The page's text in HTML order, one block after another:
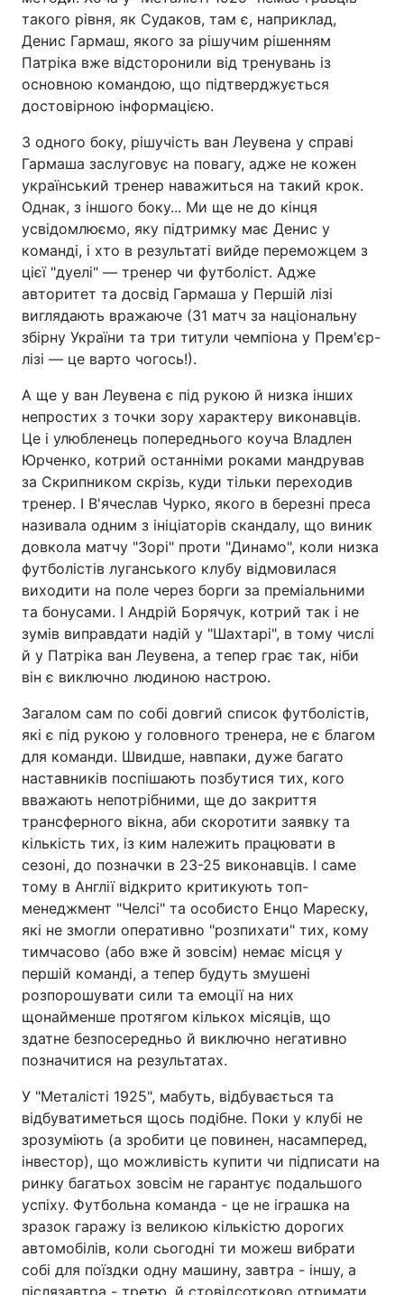
такого рівня, як Судаков, там є, наприклад,
Денис Гармаш, якого за рішучим рішенням
Патріка вже відсторонили від тренувань із
основною командою, що підтверджується
достовірною інформацією.
З одного боку, рішучість ван Леувена у справі
Гармаша заслуговує на повагу, адже не кожен
український тренер наважиться на такий крок.
Однак, з іншого боку... Ми ще не до кінця
усвідомлюємо, яку підтримку має Денис у
команді, і хто в результаті вийде переможцем з
цієї "дуелі" — тренер чи футболіст. Адже
авторитет та досвід Гармаша у Першій лізі
виглядають вражаюче (31 матч за національну
збірну України та три титули чемпіона у Прем'єр-
лізі — це варто чогось!).
А ще у ван Леувена є під рукою й низка інших
непростих з точки зору характеру виконавців.
Це і улюбленець попереднього коуча Владлен
Юрченко, котрий останніми роками мандрував
за Скрипником скрізь, куди тільки переходив
тренер. І В'ячеслав Чурко, якого в березні преса
називала одним з ініціаторів скандалу, що виник
довкола матчу "Зорі" проти "Динамо", коли низка
футболістів луганського клубу відмовилася
виходити на поле через борги за преміальними
та бонусами. І Андрій Борячук, котрий так і не
зумів виправдати надій у "Шахтарі", в тому числі
й у Патріка ван Леувена, а тепер грає так, ніби
він є виключно людиною настрою.
Загалом сам по собі довгий список футболістів,
які є під рукою у головного тренера, не є благом
для команди. Швидше, навпаки, дуже багато
наставників поспішають позбутися тих, кого
вважають непотрібними, ще до закриття
трансферного вікна, аби скоротити заявку та
кількість тих, із ким належить працювати в
сезоні, до позначки в 23-25 виконавців. І саме
тому в Англії відкрито критикують топ-
менеджмент "Челсі" та особисто Енцо Мареску,
які не змогли оперативно "розпихати" тих, кому
тимчасово (або вже й зовсім) немає місця у
першій команді, а тепер будуть змушені
розпорошувати сили та емоції на них
щонайменше протягом кількох місяців, що
здатне безпосередньо й виключно негативно
позначитися на результатах.
У "Металісті 1925", мабуть, відбувається та
відбуватиметься щось подібне. Поки у клубі не
зрозуміють (а зробити це повинен, насамперед,
інвестор), що можливість купити чи підписати на
ринку багатьох зовсім не гарантує подальшого
успіху. Футбольна команда - це не іграшка на
зразок гаражу із великою кількістю дорогих
автомобілів, коли сьогодні ти можеш вибрати
собі для поїздки одну машину, завтра - іншу, а
післязавтра - третю, й стовідсотково отримати